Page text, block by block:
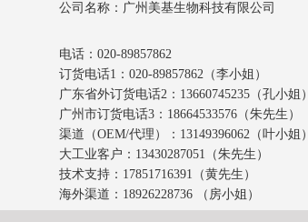
公司名称：广州美基生物科技有限公司
电话：020-89857862
订货电话1：020-89857862（李小姐）
广东省外订货电话2：13660745235（孔小姐）
广州市订货电话3：18664533576（朱先生）
渠道（OEM/代理）：13149396062（叶小姐）
大工业客户：13430287051（朱先生）
技术支持：17851716391（黄先生）
海外渠道：18926228736 （房小姐）